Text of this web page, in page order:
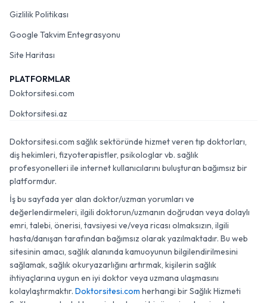
Gizlilik Politikası
Google Takvim Entegrasyonu
Site Haritası
PLATFORMLAR
Doktorsitesi.com
Doktorsitesi.az
Doktorsitesi.com sağlık sektöründe hizmet veren tıp doktorları,
diş hekimleri, fizyoterapistler, psikologlar vb. sağlık
profesyonelleri ile internet kullanıcılarını buluşturan bağımsız bir
platformdur.
İş bu sayfada yer alan doktor/uzman yorumları ve
değerlendirmeleri, ilgili doktorun/uzmanın doğrudan veya dolaylı
emri, talebi, önerisi, tavsiyesi ve/veya ricası olmaksızın, ilgili
hasta/danışan tarafından bağımsız olarak yazılmaktadır. Bu web
sitesinin amacı, sağlık alanında kamuoyunun bilgilendirilmesini
sağlamak, sağlık okuryazarlığını artırmak, kişilerin sağlık
ihtiyaçlarına uygun en iyi doktor veya uzmana ulaşmasını
kolaylaştırmaktır. Doktorsitesi.com herhangi bir Sağlık Hizmeti